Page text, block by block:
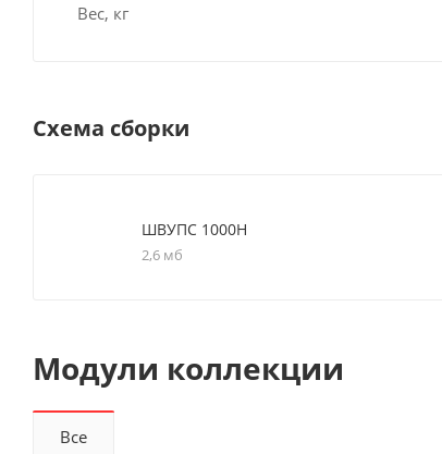
Вес, кг
Схема сборки
ШВУПС 1000Н
2,6 мб
Модули коллекции
Все